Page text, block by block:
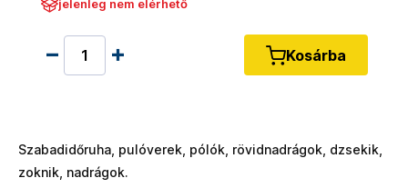
jelenleg nem elérhető
Kosárba
Szabadidőruha, pulóverek, pólók, rövidnadrágok, dzsekik,
zoknik, nadrágok.